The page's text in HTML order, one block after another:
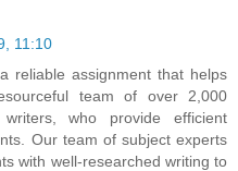
11:10
reliable assignment that helps
team of over 2,000
who provide efficient
Our team of subject experts
with well-researched writing to